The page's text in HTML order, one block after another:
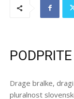
Drage bralke,
pluralnost